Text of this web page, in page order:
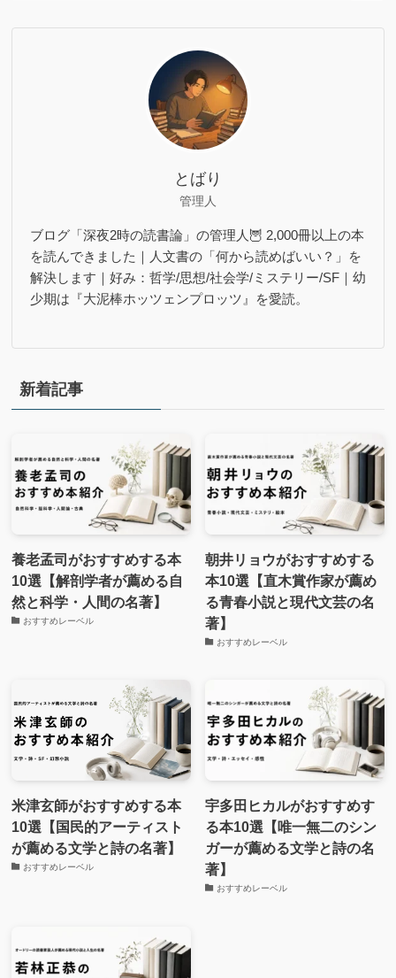
とばり
管理人
ブログ「深夜2時の読書論」の管理人🦉 2,000冊以上の本
を読んできました｜人文書の「何から読めばいい？」を
解決します｜好み：哲学/思想/社会学/ミステリー/SF｜幼
少期は『大泥棒ホッツェンプロッツ』を愛読。
新着記事
養老孟司がおすすめする本
10選【解剖学者が薦める自
然と科学・人間の名著】
おすすめレーベル
朝井リョウがおすすめする
本10選【直木賞作家が薦め
る青春小説と現代文芸の名
著】
おすすめレーベル
米津玄師がおすすめする本
10選【国民的アーティスト
が薦める文学と詩の名著】
おすすめレーベル
宇多田ヒカルがおすすめす
る本10選【唯一無二のシン
ガーが薦める文学と詩の名
著】
おすすめレーベル